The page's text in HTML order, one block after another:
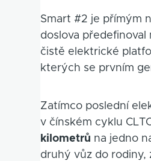
Smart #2 je přímým
doslova
čistě elektrické
kterých se prvním
Zatímco poslední
v čínském cyklu
kilometrů na jedno
druhý vůz do rodiny,